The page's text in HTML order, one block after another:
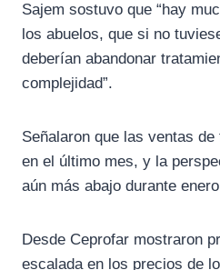
Sajem sostuvo que “hay
los abuelos, que si no
deberían abandonar
complejidad”.
Señalaron que las ventas
en el último mes, y la
aún más abajo durante
Desde Ceprofar mostraron
escalada en los precios de